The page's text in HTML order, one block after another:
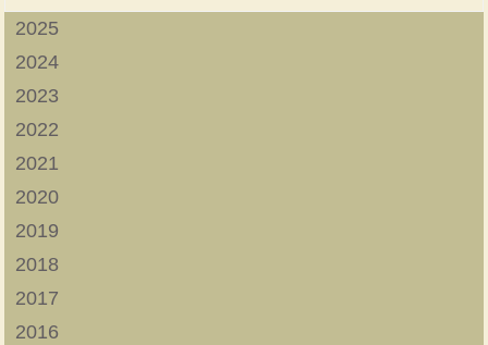
2025
2024
2023
2022
2021
2020
2019
2018
2017
2016